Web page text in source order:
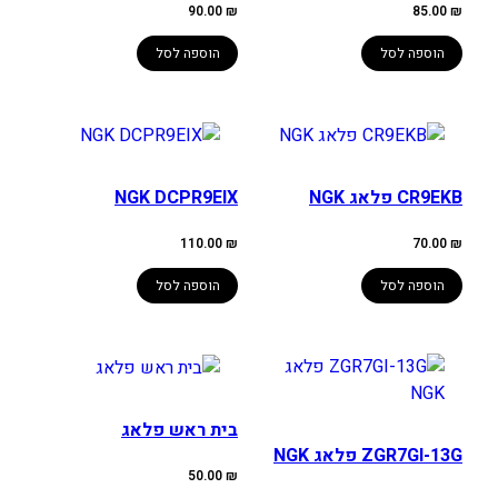
85.00₪
הוספה לסל
90.00₪
הוספה לסל
CR9EKB פלאג NGK
70.00₪
הוספה לסל
NGK DCPR9EIX
110.00₪
הוספה לסל
ZGR7GI-13G פלאג NGK
בית ראש פלאג
50.00₪